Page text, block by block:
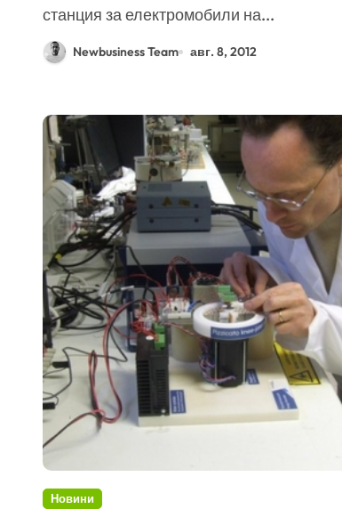
станция за електромобили на...
Newbusiness Team авг. 8, 2012
Новини